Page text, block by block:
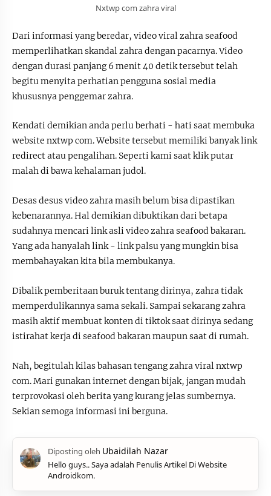
Nxtwp com zahra viral
Dari informasi yang beredar, video viral zahra seafood
memperlihatkan skandal zahra dengan pacarnya. Video
dengan durasi panjang 6 menit 40 detik tersebut telah
begitu menyita perhatian pengguna sosial media
khususnya penggemar zahra.
Kendati demikian anda perlu berhati - hati saat membuka
website nxtwp com. Website tersebut memiliki banyak link
redirect atau pengalihan. Seperti kami saat klik putar
malah di bawa kehalaman judol.
Desas desus video zahra masih belum bisa dipastikan
kebenarannya. Hal demikian dibuktikan dari betapa
sudahnya mencari link asli video zahra seafood bakaran.
Yang ada hanyalah link - link palsu yang mungkin bisa
membahayakan kita bila membukanya.
Dibalik pemberitaan buruk tentang dirinya, zahra tidak
memperdulikannya sama sekali. Sampai sekarang zahra
masih aktif membuat konten di tiktok saat dirinya sedang
istirahat kerja di seafood bakaran maupun saat di rumah.
Nah, begitulah kilas bahasan tengang zahra viral nxtwp
com. Mari gunakan internet dengan bijak, jangan mudah
terprovokasi oleh berita yang kurang jelas sumbernya.
Sekian semoga informasi ini berguna.
Hello guys.. Saya adalah Penulis Artikel Di Website
Androidkom.